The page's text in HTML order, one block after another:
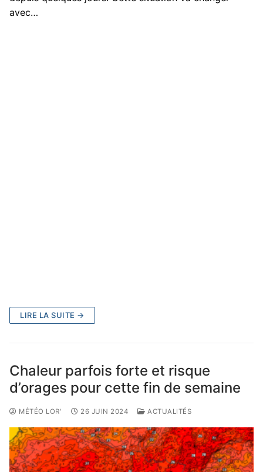
avec…
LIRE LA SUITE →
Chaleur parfois forte et risque
d’orages pour cette fin de semaine
MÉTÉO LOR' 26 JUIN 2024 ACTUALITÉS